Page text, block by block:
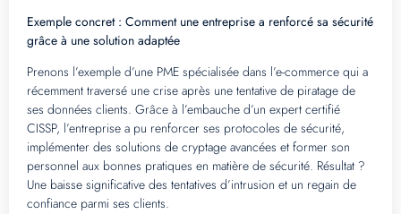
Exemple concret : Comment une entreprise a renforcé sa sécurité
grâce à une solution adaptée
Prenons l’exemple d’une PME spécialisée dans l’e-commerce qui a
récemment traversé une crise après une tentative de piratage de
ses données clients. Grâce à l’embauche d’un expert certifié
CISSP, l’entreprise a pu renforcer ses protocoles de sécurité,
implémenter des solutions de cryptage avancées et former son
personnel aux bonnes pratiques en matière de sécurité. Résultat ?
Une baisse significative des tentatives d’intrusion et un regain de
confiance parmi ses clients.